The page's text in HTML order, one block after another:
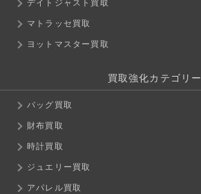
デイトジャスト買取
マトラッセ買取
ヨットマスター買取
買取強化カテゴリー
バッグ買取
財布買取
時計買取
ジュエリー買取
アパレル買取